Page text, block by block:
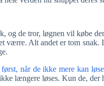
og de tror, løgnen vil købe
værre. Alt andet er tom snak.
når de ikke mere kan
længere løses. Kun de, der